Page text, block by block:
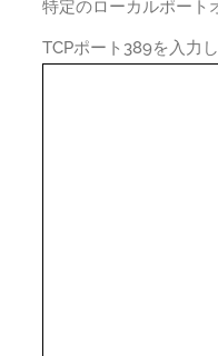
特定のローカルポート
TCPポート389を入力し